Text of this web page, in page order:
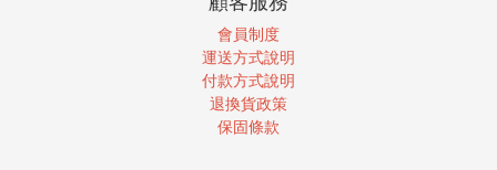
會員制度
運送方式說明
付款方式說明
退換貨政策
保固條款